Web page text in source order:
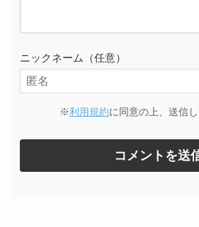
ニックネーム（任意）
※利用規約に同意の上、送信し